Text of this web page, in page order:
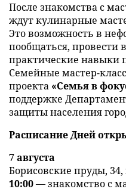
После знакомства с
ждут кулинарные
Это возможность в
пообщаться, провести
практические навыки
Семейные мастер-
проекта «Семья в
поддержке
защиты населения
Расписание Дней
7 августа
Борисовские пруды, 34,
10:00— знакомство с